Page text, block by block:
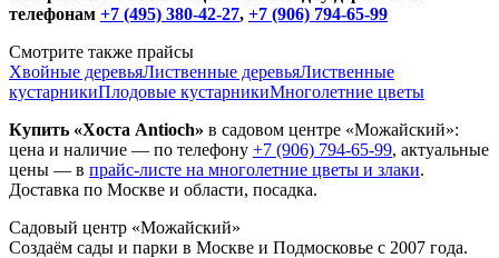
телефонам +7 (495) 380-42-27, +7 (906) 794-65-99
Смотрите также прайсы
Хвойные деревьяЛиственные деревьяЛиственные
кустарникиПлодовые кустарникиМноголетние цветы
Купить «Хоста Antioch» в садовом центре «Можайский»:
цена и наличие — по телефону +7 (906) 794-65-99, актуальные
цены — в прайс-листе на многолетние цветы и злаки.
Доставка по Москве и области, посадка.
Садовый центр «Можайский»
Создаём сады и парки в Москве и Подмосковье с 2007 года.